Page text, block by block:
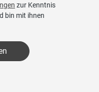
zur Kenntnis
bin mit ihnen